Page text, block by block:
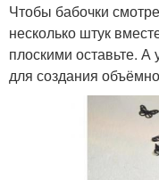
Чтобы бабочки
несколько штук
плоскими оставьте.
для создания